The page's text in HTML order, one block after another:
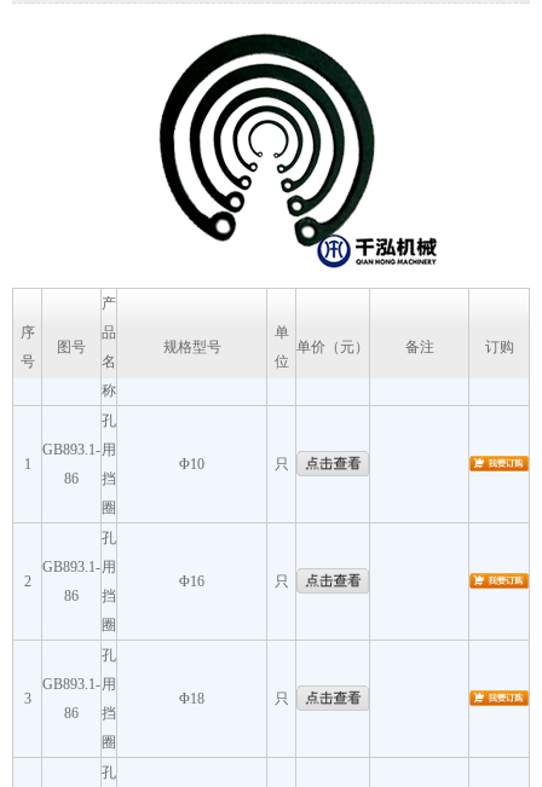
序
号
图号
产
品
名
称
规格型号
单
位
单价（元） 备注 订购
1
GB893.1-
86
孔
用
挡
圈
Φ10 只
2
GB893.1-
86
孔
用
挡
圈
Φ16 只
3
GB893.1-
86
孔
用
挡
圈
Φ18 只
孔